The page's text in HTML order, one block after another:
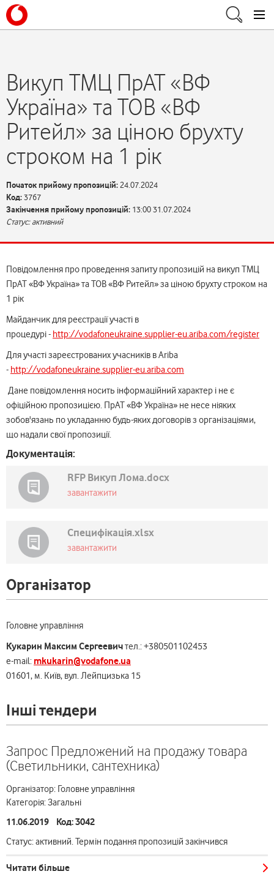
Викуп ТМЦ ПрАТ «ВФ
Україна» та ТОВ «ВФ
Ритейл» за ціною брухту
строком на 1 рік
Початок прийому пропозицій: 24.07.2024
Код:3767
Закінчення прийому пропозицій: 13:00 31.07.2024
Статус: активний
Повідомлення про проведення запиту пропозицій на викуп ТМЦ
ПрАТ «ВФ Україна» та ТОВ «ВФ Ритейл» за ціною брухту строком на
1 рік
Майданчик для реєстрації участі в
процедурі - http://vodafoneukraine.supplier-eu.ariba.com/register
Для участі зареєстрованих учасників в Ariba
- http://vodafoneukraine.supplier-eu.ariba.com
Дане повідомлення носить інформаційний характер і не є
офіційною пропозицією. ПрАТ «ВФ Україна» не несе ніяких
зобов'язань по укладанню будь-яких договорів з організаціями,
що надали свої пропозиції.
Документація:
RFP Викуп Лома.docx
завантажити
Специфікація.xlsx
завантажити
Організатор
Головне управління
Кукарин Максим Сергеевичтел.: +380501102453
e-mail: mkukarin@vodafone.ua
01601, м. Київ, вул. Лейпцизька 15
Інші тендери
Запрос Предложений на продажу товара
(Светильники, сантехника)
Організатор: Головне управління
Категорія: Загальні
11.06.2019 Код: 3042
Статус: активний. Термін подання пропозицій закінчився
Читати більше